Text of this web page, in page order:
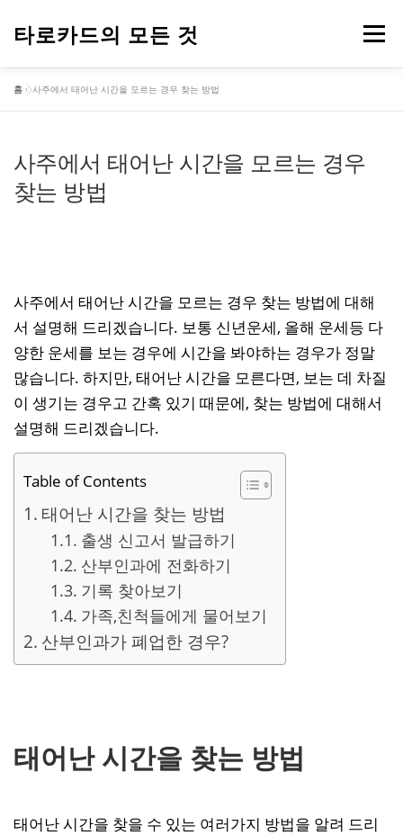
로
타로카드의 모든 것 메뉴
홈 »사주에서 태어난 시간을 모르는 경우 찾는 방법
사주에서 태어난 시간을 모르는 경우
찾는 방법
사주에서 태어난 시간을 모르는 경우 찾는 방법에 대해
서 설명해 드리겠습니다. 보통 신년운세, 올해 운세등 다
양한 운세를 보는 경우에 시간을 봐야하는 경우가 정말
많습니다. 하지만, 태어난 시간을 모른다면, 보는 데 차질
이 생기는 경우고 간혹 있기 때문에, 찾는 방법에 대해서
설명해 드리겠습니다.
Table of Contents
태어난 시간을 찾는 방법
출생 신고서 발급하기
산부인과에 전화하기
기록 찾아보기
가족,친척들에게 물어보기
산부인과가 폐업한 경우?
태어난 시간을 찾는 방법
태어난 시간을 찾을 수 있는 여러가지 방법을 알려 드리